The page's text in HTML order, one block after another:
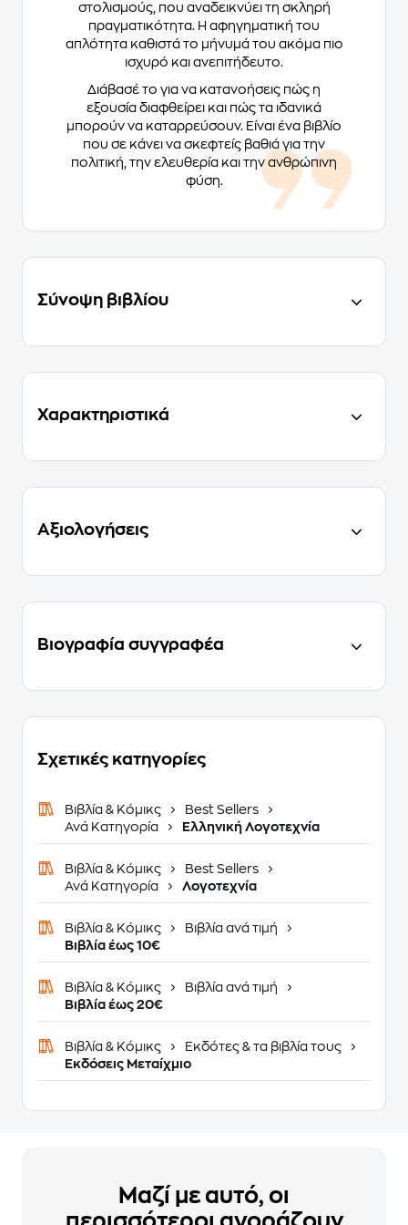
στολισμούς, που αναδεικνύει τη σκληρή
πραγματικότητα. Η αφηγηματική του
απλότητα καθιστά το μήνυμά του ακόμα πιο
ισχυρό και ανεπιτήδευτο.
Διάβασέ το για να κατανοήσεις πώς η
εξουσία διαφθείρει και πώς τα ιδανικά
μπορούν να καταρρεύσουν. Είναι ένα βιβλίο
που σε κάνει να σκεφτείς βαθιά για την
πολιτική, την ελευθερία και την ανθρώπινη
φύση.
Σύνοψη βιβλίου
Χαρακτηριστικά
Αξιολογήσεις
Βιογραφία συγγραφέα
Σχετικές κατηγορίες
Βιβλία & Κόμικς
Best Sellers
Ανά Κατηγορία
Ελληνική Λογοτεχνία
Βιβλία & Κόμικς
Best Sellers
Ανά Κατηγορία
Λογοτεχνία
Βιβλία & Κόμικς
Βιβλία ανά τιμή
Βιβλία έως 10€
Βιβλία & Κόμικς
Βιβλία ανά τιμή
Βιβλία έως 20€
Βιβλία & Κόμικς
Εκδότες & τα βιβλία τους
Εκδόσεις Μεταίχμιο
Μαζί με αυτό, οι